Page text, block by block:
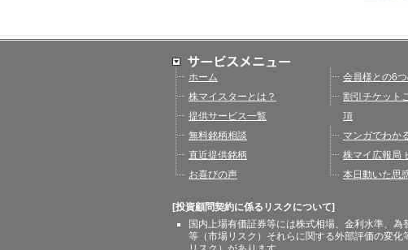
ホーム
株マイスターとは？
提供サービス一覧
無料銘柄相談
直近提供銘柄
お喜びの声
会員様との6
割引チケット
項
マンガでわか
株マイ広報局
本日動いた思
[投資顧問契約に係るリスクについて]
国内上場有価証券等には株式相場、金利水準、
等（市場リスク）それらに関する外部評価の変